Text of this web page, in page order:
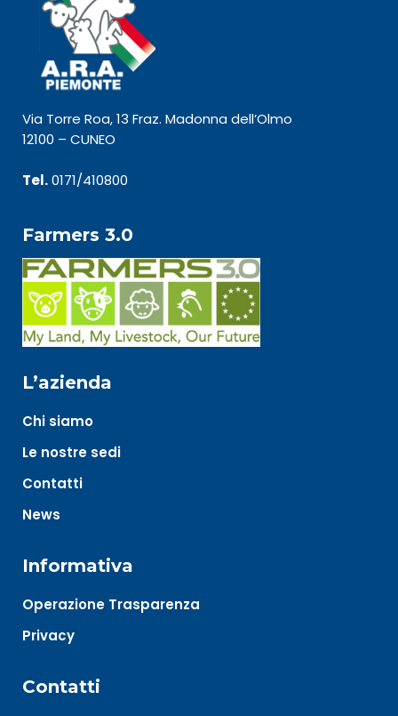
Via Torre Roa, 13 Fraz. Madonna dell’Olmo
12100 – CUNEO
Tel.0171/410800
Farmers 3.0
L’azienda
Chi siamo
Le nostre sedi
Contatti
News
Informativa
Operazione Trasparenza
Privacy
Contatti